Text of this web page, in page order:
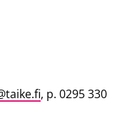
, p. 0295 330